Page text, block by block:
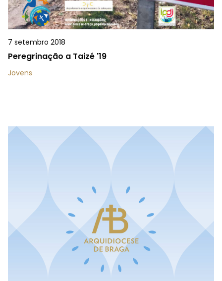
7 setembro 2018
Peregrinação a Taizé '19
Jovens